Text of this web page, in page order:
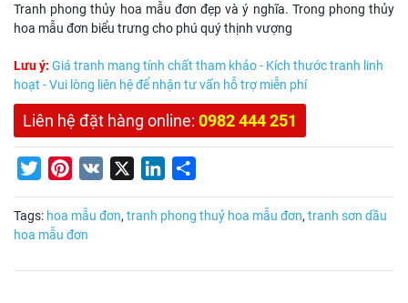
Tranh phong thủy hoa mẫu đơn đẹp và ý nghĩa. Trong phong thủy
hoa mẫu đơn biểu trưng cho phú quý thịnh vượng
Lưu ý: Giá tranh mang tính chất tham khảo - Kích thước tranh linh
hoạt - Vui lòng liên hệ để nhận tư vấn hỗ trợ miễn phí
Liên hệ đặt hàng online: 0982 444 251
TwitterPinterest
VK LinkedIn
Tags: hoa mẫu đơn, tranh phong thuỷ hoa mẫu đơn, tranh sơn dầu
hoa mẫu đơn